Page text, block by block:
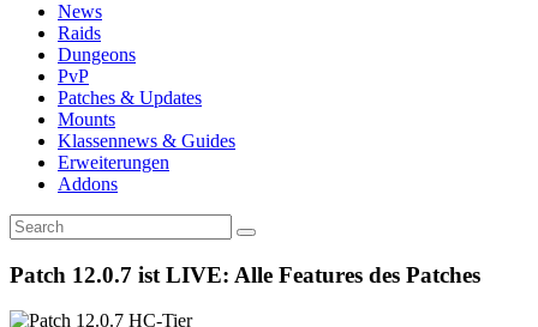
News
Raids
Dungeons
PvP
Patches & Updates
Mounts
Klassennews & Guides
Erweiterungen
Addons
Patch 12.0.7 ist LIVE: Alle Features des Patches